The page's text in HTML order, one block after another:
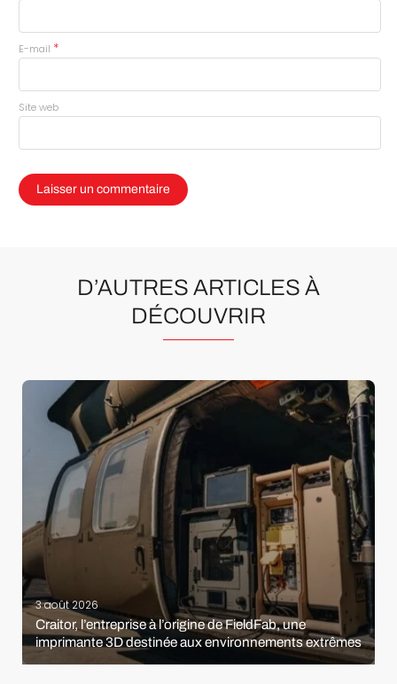
E-mail *
Site web
D’AUTRES ARTICLES À
DÉCOUVRIR
3 août 2026
Craitor, l’entreprise à l’origine de FieldFab, une
imprimante 3D destinée aux environnements extrêmes